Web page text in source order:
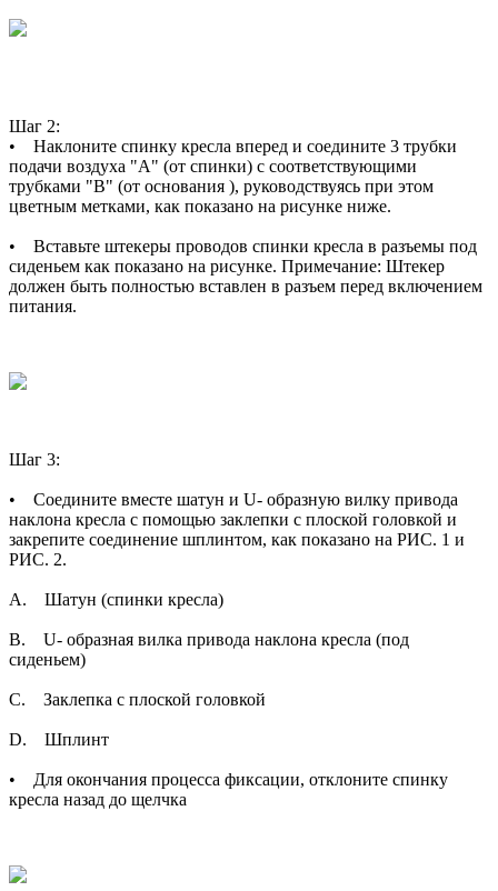
Шаг 2:
• Наклоните спинку кресла вперед и соедините 3 трубки
подачи воздуха "А" (от спинки) с соответствующими
трубками "В" (от основания ), руководствуясь при этом
цветным метками, как показано на рисунке ниже.
• Вставьте штекеры проводов спинки кресла в разъемы под
сиденьем как показано на рисунке. Примечание: Штекер
должен быть полностью вставлен в разъем перед включением
питания.
Шаг 3:
• Соедините вместе шатун и U- образную вилку привода
наклона кресла с помощью заклепки с плоской головкой и
закрепите соединение шплинтом, как показано на РИС. 1 и
РИС. 2.
A. Шатун (спинки кресла)
B. U- образная вилка привода наклона кресла (под
сиденьем)
C. Заклепка с плоской головкой
D. Шплинт
• Для окончания процесса фиксации, отклоните спинку
кресла назад до щелчка